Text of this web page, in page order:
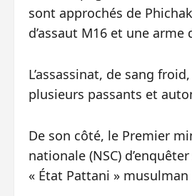
sont approchés de
d’assaut M16 et une
L’assassinat, de sang
plusieurs passants et
De son côté, le Premier
nationale (NSC)
« État Pattani »